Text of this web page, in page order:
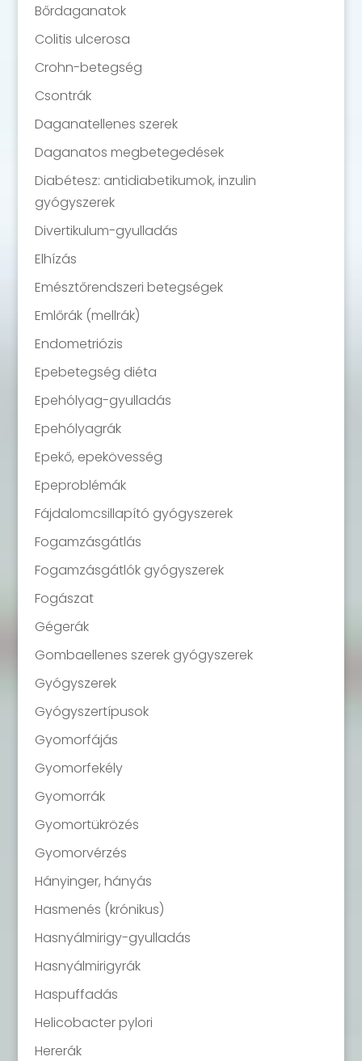
Bőrdaganatok
Colitis ulcerosa
Crohn-betegség
Csontrák
Daganatellenes szerek
Daganatos megbetegedések
Diabétesz: antidiabetikumok, inzulin
gyógyszerek
Divertikulum-gyulladás
Elhízás
Emésztőrendszeri betegségek
Emlőrák (mellrák)
Endometriózis
Epebetegség diéta
Epehólyag-gyulladás
Epehólyagrák
Epekő, epekövesség
Epeproblémák
Fájdalomcsillapító gyógyszerek
Fogamzásgátlás
Fogamzásgátlók gyógyszerek
Fogászat
Gégerák
Gombaellenes szerek gyógyszerek
Gyógyszerek
Gyógyszertípusok
Gyomorfájás
Gyomorfekély
Gyomorrák
Gyomortükrözés
Gyomorvérzés
Hányinger, hányás
Hasmenés (krónikus)
Hasnyálmirigy-gyulladás
Hasnyálmirigyrák
Haspuffadás
Helicobacter pylori
Hererák